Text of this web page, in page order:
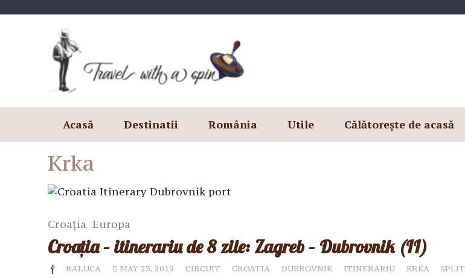
Acasă Destinatii România Utile Călătorește de acasă
Krka
Croația Europa
Croația – itinerariu de 8 zile: Zagreb – Dubrovnik (II)
RALUCA MAY 23, 2019 CIRCUIT CROATIA DUBROVNIK ITINERARIU KRKA SPLIT